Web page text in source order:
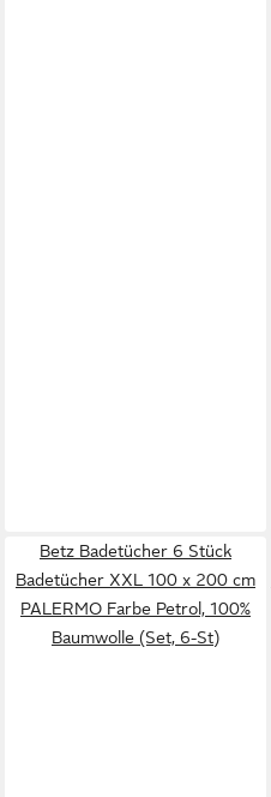
Betz Badetücher 6 Stück
Badetücher XXL 100 x 200 cm
PALERMO Farbe Petrol, 100%
Baumwolle (Set, 6-St)